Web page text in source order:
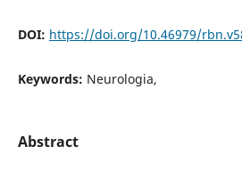
DOI: https://doi.org/10.46979/
Keywords: Neurologia,
Abstract